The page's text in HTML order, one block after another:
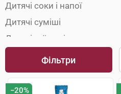
Дитячі соки і напої
Дитячі суміші
Дитячі чаї та відвари
Фільтри
−20%